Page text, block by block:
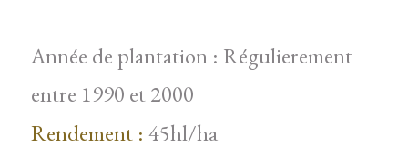
Année de plantation : Régulierement
entre 1990 et 2000
Rendement :45hl/ha